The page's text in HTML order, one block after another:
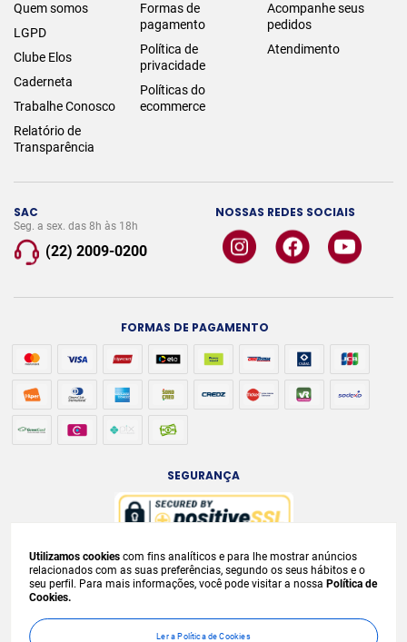
SAC
Seg. a sex. das 8h às 18h
(22) 2009-0200
NOSSAS REDES SOCIAIS
Quem somos
LGPD
Clube Elos
Caderneta
Trabalhe Conosco
Relatório de
Transparência
Formas de
pagamento
Política de
privacidade
Políticas do
ecommerce
Acompanhe seus
pedidos
Atendimento
FORMAS DE PAGAMENTO
SEGURANÇA
A venda e o consumo de bebidas alcoólicas são proibidos para menores de
18 anos. Bebida Alcoólica pode causar dependência química e, em excesso,
provoca
condições exclusivas para internet e válidos durante o dia de hoje, podendo
sofrer alterações sem
prévia notificação. No caso de faltar algum produto,
Utilizamos cookies com fins analíticos e para lhe mostrar anúncios
relacionados com as suas preferências, segundo os seus hábitos e o
seu perfil. Para mais informações, você pode visitar a nossa Política de
Cookies.
Ler a Política de Cookies